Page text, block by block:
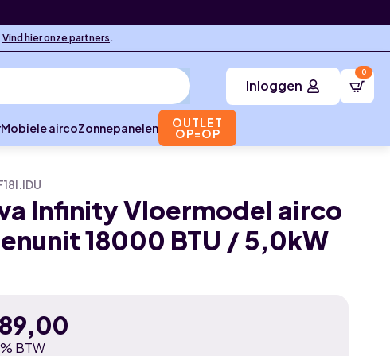
Vind hier onze partners.
Inloggen
0
Mobiele aircoZonnepanelen OUTLET
OP=OP
Infinity Vloermodel airco
18000 BTU / 5,0kW
BTW